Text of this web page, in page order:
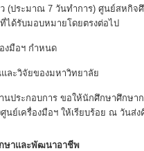
(ประมาณ 7 วันทำการ) ศูนย์สหกิจ
ได้รับมอบหมายโดยตรงต่อไป
งมือฯ กำหนด
ละวิจัยของมหาวิทยาลัย
ประกอบการ ขอให้นักศึกษาศึกษาก
นย์เครื่องมือฯ ให้เรียบร้อย ณ วันส่
ษาและพัฒนาอาชีพ